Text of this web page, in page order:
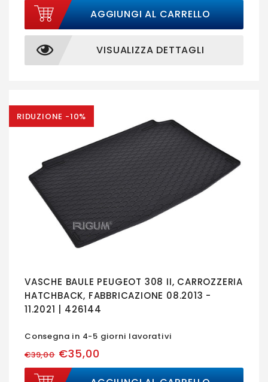
AGGIUNGI AL CARRELLO
VISUALIZZA DETTAGLI
RIDUZIONE -10%
VASCHE BAULE PEUGEOT 308 II, CARROZZERIA
HATCHBACK, FABBRICAZIONE 08.2013 -
11.2021 | 426144
Consegna in 4-5 giorni lavorativi
€39,00€35,00